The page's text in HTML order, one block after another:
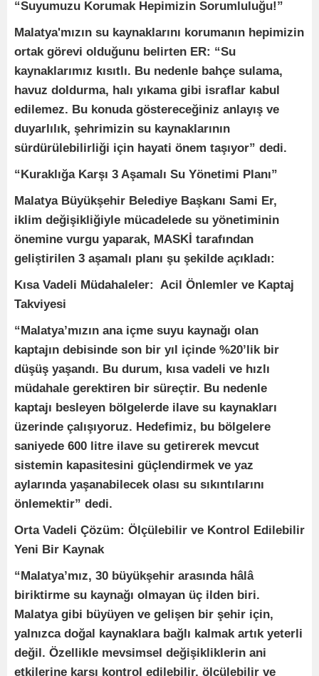
“Suyumuzu Korumak Hepimizin Sorumluluğu!”
Malatya'mızın su kaynaklarını korumanın hepimizin
ortak görevi olduğunu belirten ER: “Su
kaynaklarımız kısıtlı. Bu nedenle bahçe sulama,
havuz doldurma, halı yıkama gibi israflar kabul
edilemez. Bu konuda göstereceğiniz anlayış ve
duyarlılık, şehrimizin su kaynaklarının
sürdürülebilirliği için hayati önem taşıyor” dedi.
“Kuraklığa Karşı 3 Aşamalı Su Yönetimi Planı”
Malatya Büyükşehir Belediye Başkanı Sami Er,
iklim değişikliğiyle mücadelede su yönetiminin
önemine vurgu yaparak, MASKİ tarafından
geliştirilen 3 aşamalı planı şu şekilde açıkladı:
Kısa Vadeli Müdahaleler: Acil Önlemler ve Kaptaj
Takviyesi
“Malatya’mızın ana içme suyu kaynağı olan
kaptajın debisinde son bir yıl içinde %20’lik bir
düşüş yaşandı. Bu durum, kısa vadeli ve hızlı
müdahale gerektiren bir süreçtir. Bu nedenle
kaptajı besleyen bölgelerde ilave su kaynakları
üzerinde çalışıyoruz. Hedefimiz, bu bölgelere
saniyede 600 litre ilave su getirerek mevcut
sistemin kapasitesini güçlendirmek ve yaz
aylarında yaşanabilecek olası su sıkıntılarını
önlemektir” dedi.
Orta Vadeli Çözüm: Ölçülebilir ve Kontrol Edilebilir
Yeni Bir Kaynak
“Malatya’mız, 30 büyükşehir arasında hâlâ
biriktirme su kaynağı olmayan üç ilden biri.
Malatya gibi büyüyen ve gelişen bir şehir için,
yalnızca doğal kaynaklara bağlı kalmak artık yeterli
değil. Özellikle mevsimsel değişikliklerin ani
etkilerine karşı kontrol edilebilir, ölçülebilir ve